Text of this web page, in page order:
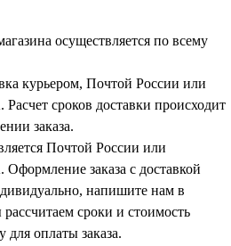
осуществляется по всему
курьером, Почтой России или
сроков доставки происходит
заказа.
Почтой России или
заказа с доставкой
напишите нам в
сроки и стоимость
оплаты заказа.